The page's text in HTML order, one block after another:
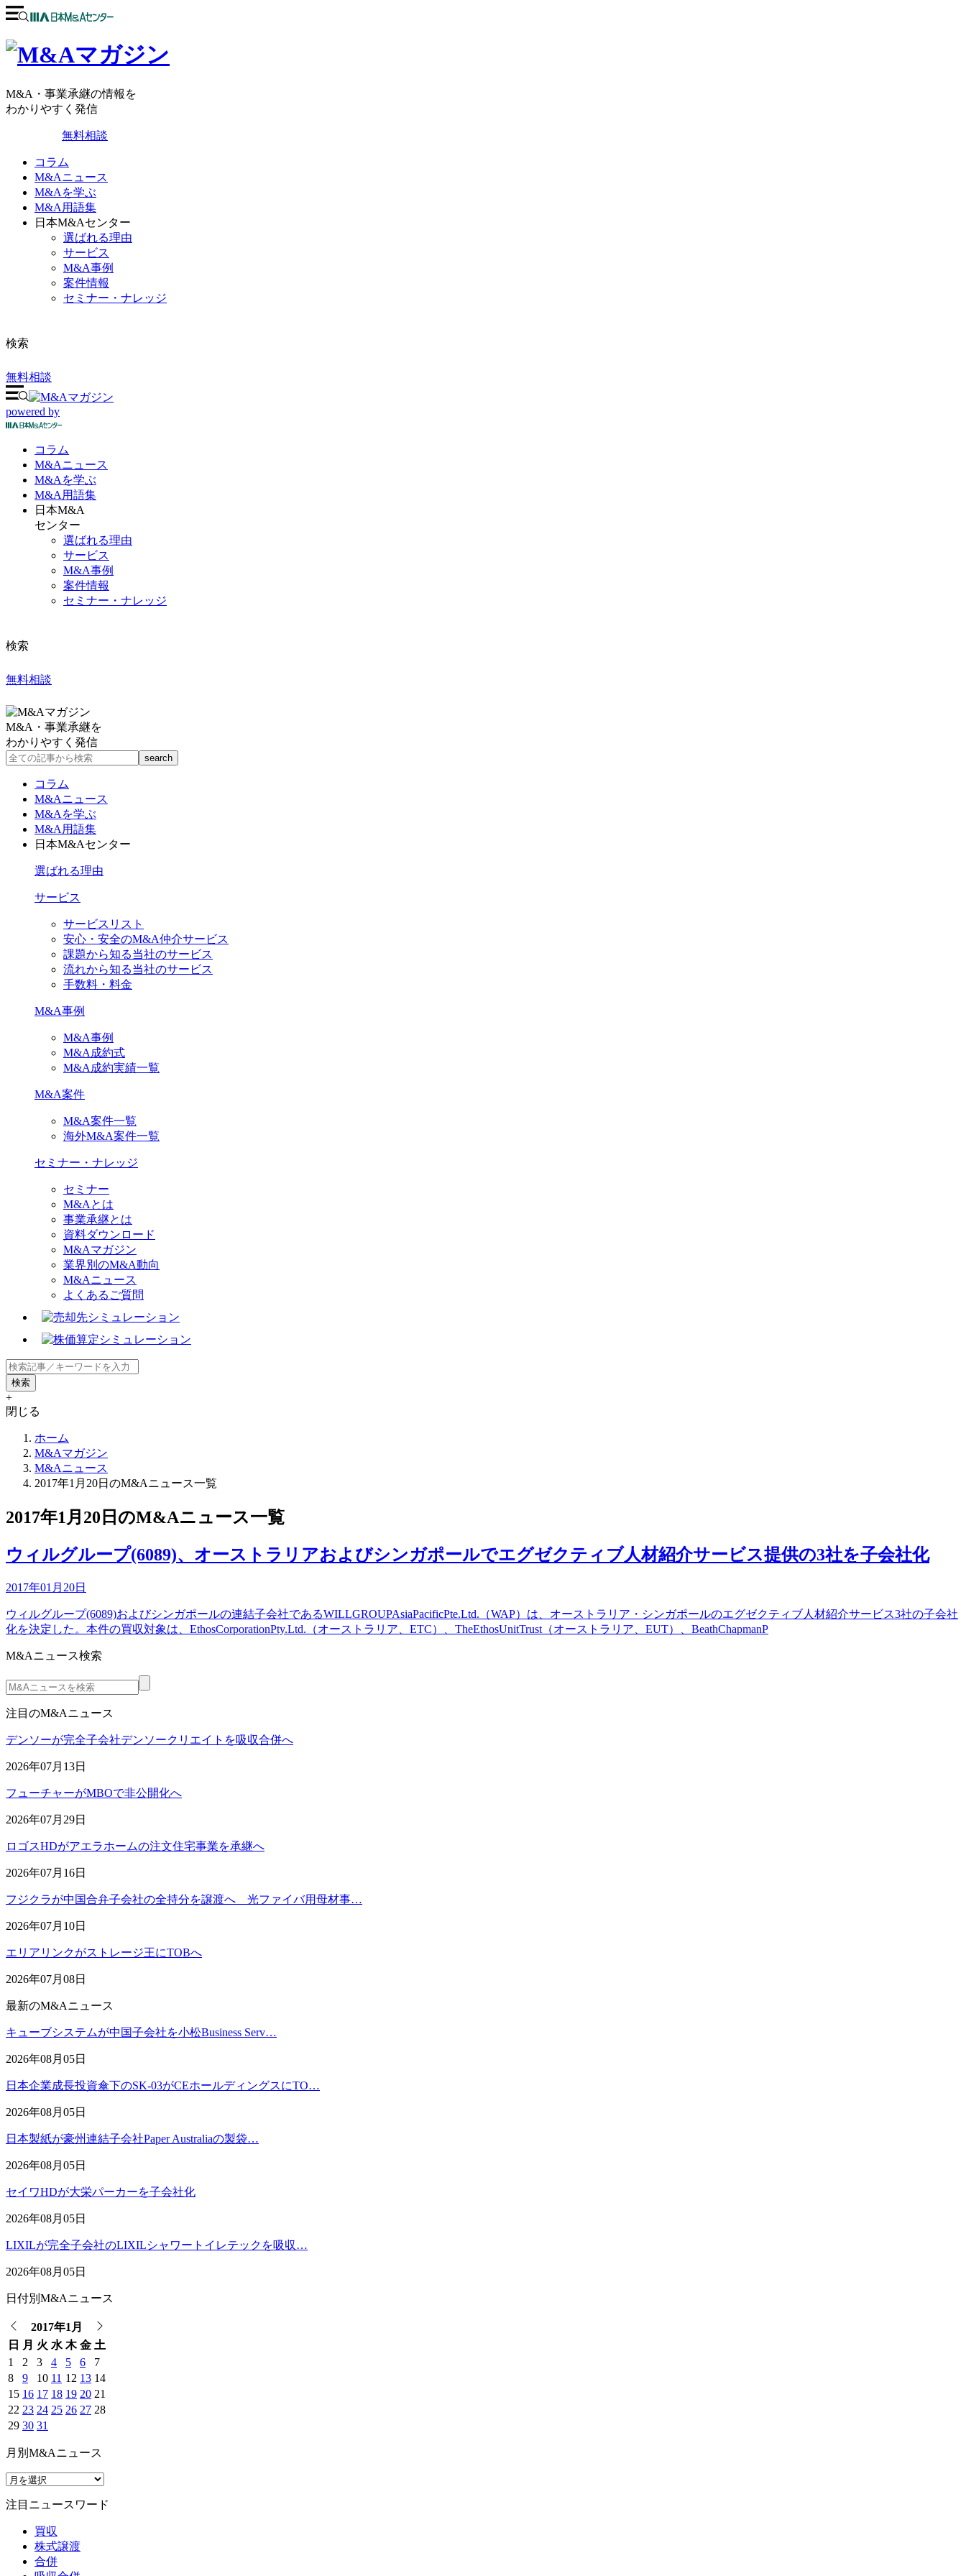
M&A・事業承継の情報を
わかりやすく発信
無料相談
コラム
M&Aニュース
M&Aを学ぶ
M&A用語集
日本M&Aセンター
選ばれる理由
サービス
M&A事例
案件情報
セミナー・ナレッジ
検索
無料相談
powered by
コラム
M&Aニュース
M&Aを学ぶ
M&A 用語集
日本M&A
センター
選ばれる理由
サービス
M&A事例
案件情報
セミナー・ナレッジ
検索
無料相談
M&A・事業承継を
わかりやすく発信
コラム
M&Aニュース
M&Aを学ぶ
M&A用語集
日本M&Aセンター
選ばれる理由
サービス
サービスリスト
安心・安全のM&A仲介サービス
課題から知る当社のサービス
流れから知る当社のサービス
手数料・料金
M&A事例
M&A事例
M&A成約式
M&A成約実績一覧
M&A案件
M&A案件一覧
海外M&A案件一覧
セミナー・ナレッジ
セミナー
M&Aとは
事業承継とは
資料ダウンロード
M&Aマガジン
業界別のM&A動向
M&Aニュース
よくあるご質問
+
閉じる
ホーム
M&Aマガジン
M&Aニュース
2017年1月20日のM&Aニュース一覧
2017年1月20日のM&Aニュース一覧
ウィルグループ(6089)、オーストラリアおよびシンガポールでエグゼクティブ人材紹介サービス提供の3社を子会社化
2017年01月20日
ウィルグループ(6089)およびシンガポールの連結子会社であるWILLGROUPAsiaPacificPte.Ltd.（WAP）は、オーストラリア・シンガポールのエグゼクティブ人材紹介サービス3社の子会社
化を決定した。本件の買収対象は、EthosCorporationPty.Ltd.（オーストラリア、ETC）、TheEthosUnitTrust（オーストラリア、EUT）、BeathChapmanP
M&Aニュース検索
注目のM&Aニュース
デンソーが完全子会社デンソークリエイトを吸収合併へ
2026年07月13日
フューチャーがMBOで非公開化へ
2026年07月29日
ロゴスHDがアエラホームの注文住宅事業を承継へ
2026年07月16日
フジクラが中国合弁子会社の全持分を譲渡へ 光ファイバ用母材事…
2026年07月10日
エリアリンクがストレージ王にTOBへ
2026年07月08日
最新のM&Aニュース
キューブシステムが中国子会社を小松Business Serv…
2026年08月05日
日本企業成長投資傘下のSK-03がCEホールディングスにTO…
2026年08月05日
日本製紙が豪州連結子会社Paper Australiaの製袋…
2026年08月05日
セイワHDが大栄パーカーを子会社化
2026年08月05日
LIXILが完全子会社のLIXILシャワートイレテックを吸収…
2026年08月05日
日付別M&Aニュース
2017年1月
日
月 火 水 木 金 土
1
2 3 4 5 6
7
8
9 10 11 12 13 14
15 16 17 18 19 20 21
22 23 24 25 26 27 28
29 30 31
月別M&Aニュース
注目ニュースワード
買収
株式譲渡
合併